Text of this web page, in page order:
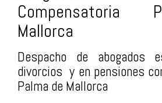
Compensatoria
Mallorca
Despacho de abogados
divorcios y en pensiones
Palma de Mallorca